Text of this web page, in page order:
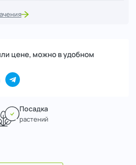
цене, можно в удобном
Посадка
растений